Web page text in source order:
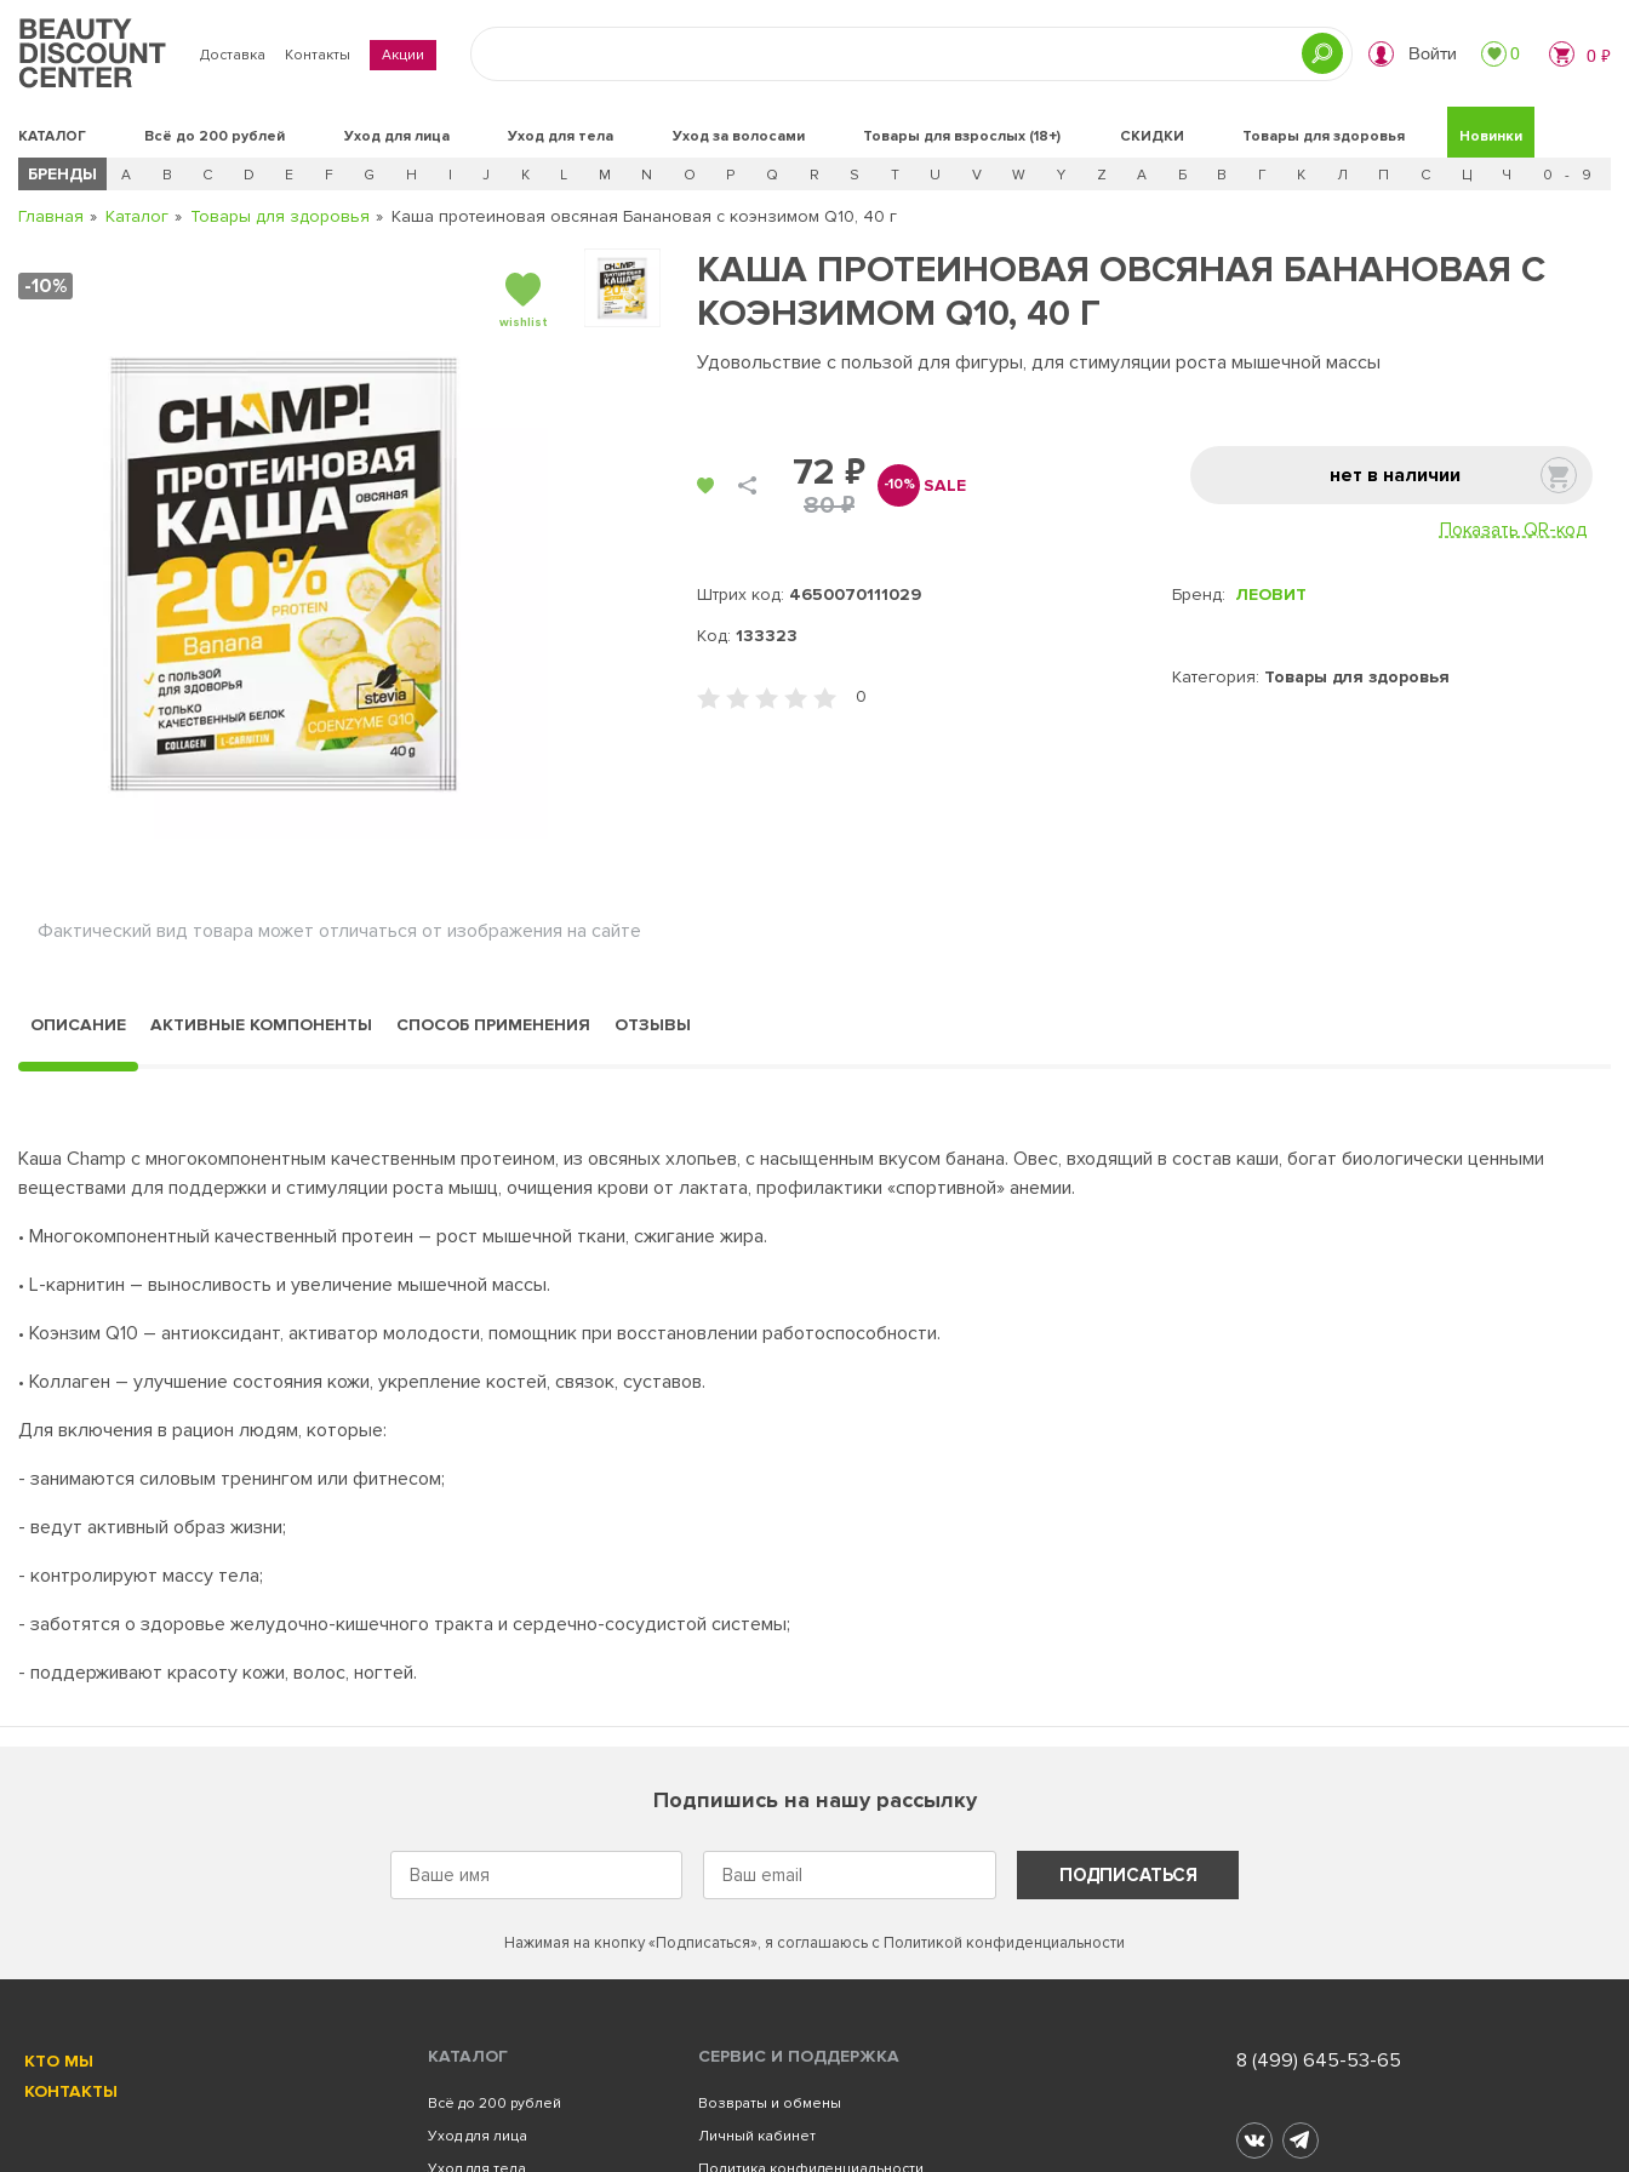
Доставка Контакты Акции Войти 0 0 ₽
КАТАЛОГ Всё до 200 рублей Уход для лица Уход для тела Уход за волосами Товары для взрослых (18+) СКИДКИ Новинки
Товары для здоровья
БРЕНДЫ A B C D E F G H I J K L M N O P Q R S T U V W Y Z А Б В Г К Л П С Ц Ч 0 - 9
Главная Каталог Товары для здоровья Каша протеиновая овсяная Банановая с коэнзимом Q10, 40 г
-10%
wishlist
Фактический вид товара может отличаться от изображения на сайте
КАША ПРОТЕИНОВАЯ ОВСЯНАЯ БАНАНОВАЯ С
КОЭНЗИМОМ Q10, 40 Г
Удовольствие с пользой для фигуры, для стимуляции роста мышечной массы
72 ₽
80 ₽
-10% SALE нет в наличии
Показать QR-код
Штрих код: 4650070111029
Код: 133323
Бренд: ЛЕОВИТ
Категория: Товары для здоровья
0
ОПИСАНИЕ АКТИВНЫЕ КОМПОНЕНТЫ СПОСОБ ПРИМЕНЕНИЯ ОТЗЫВЫ
Каша Champ с многокомпонентным качественным протеином, из овсяных хлопьев, с насыщенным вкусом банана. Овес, входящий в состав каши, богат биологически ценными
веществами для поддержки и стимуляции роста мышц, очищения крови от лактата, профилактики «спортивной» анемии.
• Многокомпонентный качественный протеин – рост мышечной ткани, сжигание жира.
• L-карнитин – выносливость и увеличение мышечной массы.
• Коэнзим Q10 – антиоксидант, активатор молодости, помощник при восстановлении работоспособности.
• Коллаген – улучшение состояния кожи, укрепление костей, связок, суставов.
Для включения в рацион людям, которые:
- занимаются силовым тренингом или фитнесом;
- ведут активный образ жизни;
- контролируют массу тела;
- заботятся о здоровье желудочно-кишечного тракта и сердечно-сосудистой системы;
- поддерживают красоту кожи, волос, ногтей.
Подпишись на нашу рассылку
ПОДПИСАТЬСЯ
Нажимая на кнопку «Подписаться», я соглашаюсь с Политикой конфиденциальности
КТО МЫ
КОНТАКТЫ
КАТАЛОГ
Всё до 200 рублей
Уход для лица
СЕРВИС И ПОДДЕРЖКА
Возвраты и обмены
Личный кабинет
8 (499) 645-53-65